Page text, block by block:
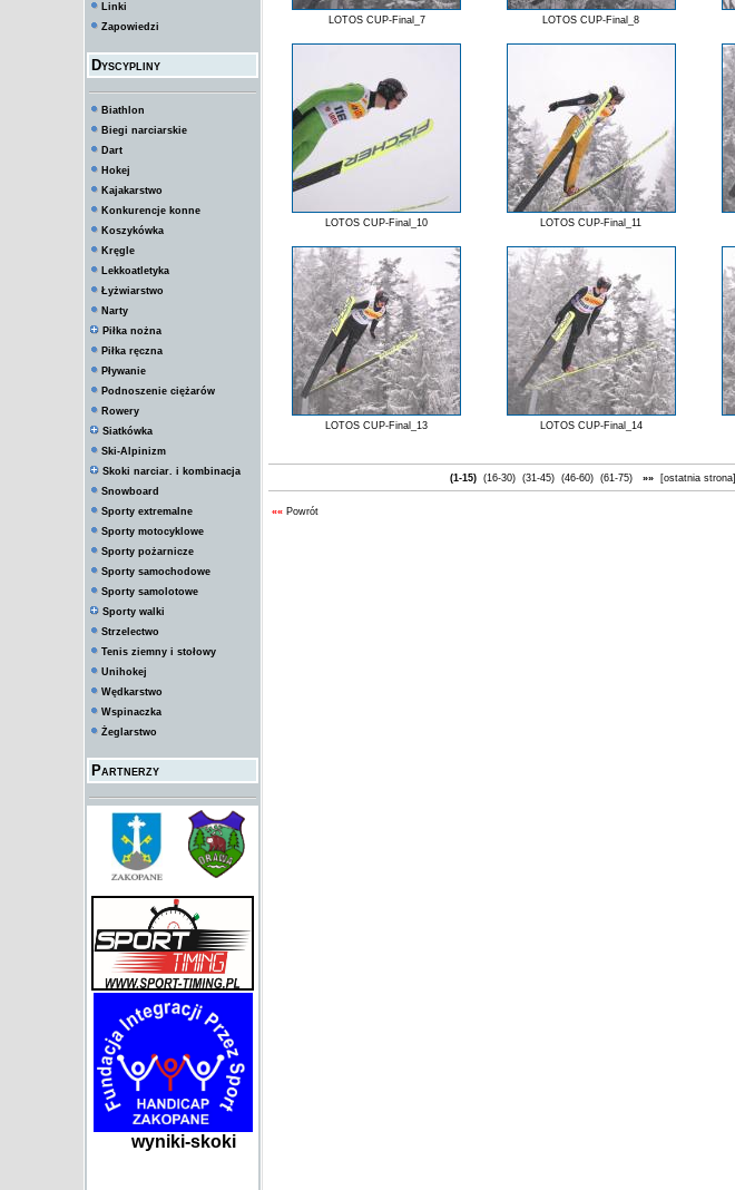
Linki
Zapowiedzi
Dyscypliny
Biathlon
Biegi narciarskie
Dart
Hokej
Kajakarstwo
Konkurencje konne
Koszykówka
Kręgle
Lekkoatletyka
Łyżwiarstwo
Narty
Piłka nożna
Piłka ręczna
Pływanie
Podnoszenie ciężarów
Rowery
Siatkówka
Ski-Alpinizm
Skoki narciar. i kombinacja
Snowboard
Sporty extremalne
Sporty motocyklowe
Sporty pożarnicze
Sporty samochodowe
Sporty samolotowe
Sporty walki
Strzelectwo
Tenis ziemny i stołowy
Unihokej
Wędkarstwo
Wspinaczka
Żeglarstwo
Partnerzy
wyniki-skoki
LOTOS CUP-Final_7 LOTOS CUP-Final_8
LOTOS CUP-Final_10 LOTOS CUP-Final_11
LOTOS CUP-Final_13 LOTOS CUP-Final_14
(1-15) (16-30) (31-45) (46-60) (61-75) »» [ostatnia strona]
«« Powrót